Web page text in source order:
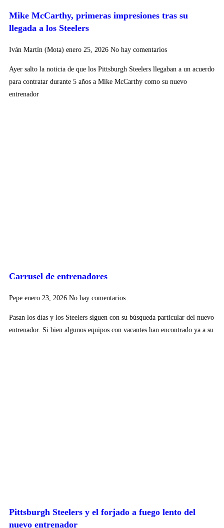
Mike McCarthy, primeras impresiones tras su
llegada a los Steelers
Iván Martín (Mota) enero 25, 2026 No hay comentarios
Ayer salto la noticia de que los Pittsburgh Steelers llegaban a un acuerdo
para contratar durante 5 años a Mike McCarthy como su nuevo
entrenador
Carrusel de entrenadores
Pepe enero 23, 2026 No hay comentarios
Pasan los días y los Steelers siguen con su búsqueda particular del nuevo
entrenador. Si bien algunos equipos con vacantes han encontrado ya a su
Pittsburgh Steelers y el forjado a fuego lento del
nuevo entrenador